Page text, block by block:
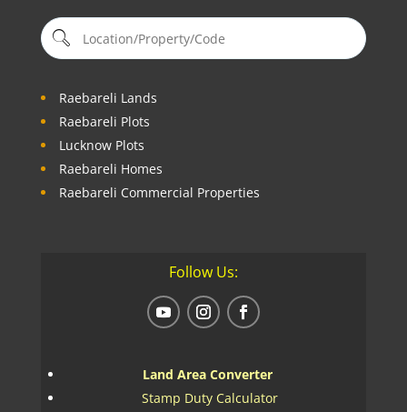
Raebareli Lands
Raebareli Plots
Lucknow Plots
Raebareli Homes
Raebareli Commercial Properties
Follow Us:
Land Area Converter
Stamp Duty Calculator